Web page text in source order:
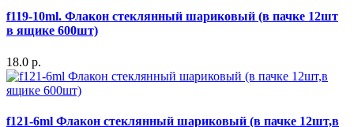
f119-10ml. Флакон стеклянный шариковый (в пачке 12шт
в ящике 600шт)
18.0 р.
f121-6ml Флакон стеклянный шариковый (в пачке 12шт,в